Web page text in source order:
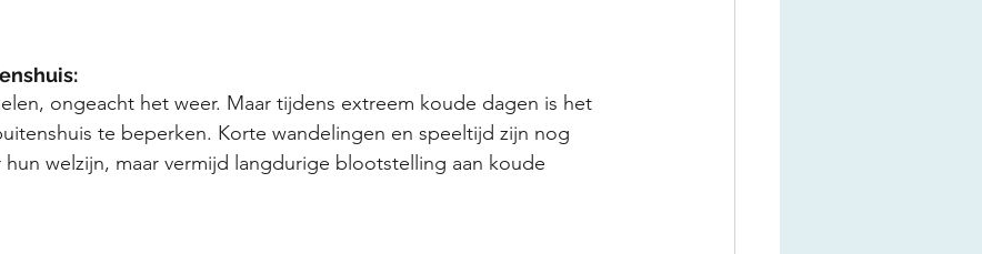
ongeacht het weer. Maar tijdens extreem koude dagen is het
te beperken. Korte wandelingen en speeltijd zijn nog
welzijn, maar vermijd langdurige blootstelling aan koude